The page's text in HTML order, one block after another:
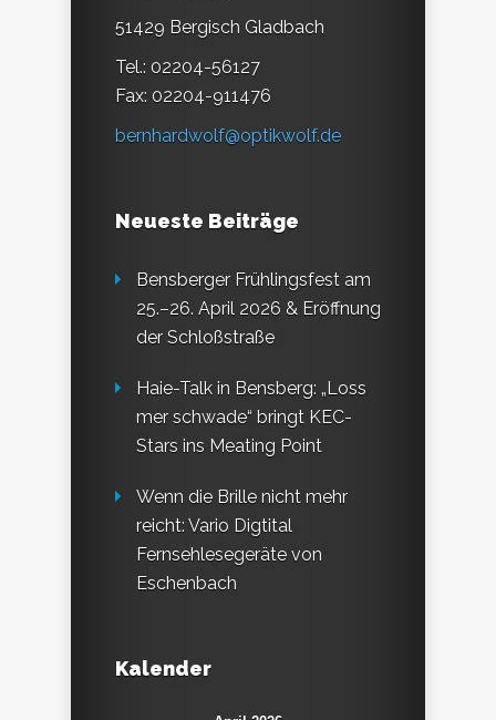
51429 Bergisch Gladbach
Tel.: 02204-56127
Fax: 02204-911476
bernhardwolf@optikwolf.de
Neueste Beiträge
Bensberger Frühlingsfest am
25.–26. April 2026 & Eröffnung
der Schloßstraße
Haie-Talk in Bensberg: „Loss
mer schwade“ bringt KEC-
Stars ins Meating Point
Wenn die Brille nicht mehr
reicht: Vario Digtital
Fernsehlesegeräte von
Eschenbach
Kalender